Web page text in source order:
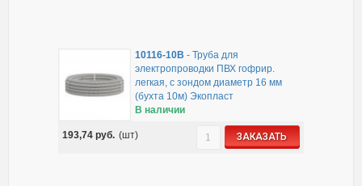
10116-10B -Труба для
электропроводки ПВХ гофрир.
легкая, с зондом диаметр 16 мм
(бухта 10м) Экопласт
В наличии
193,74руб. (шт) ЗАКАЗАТЬ